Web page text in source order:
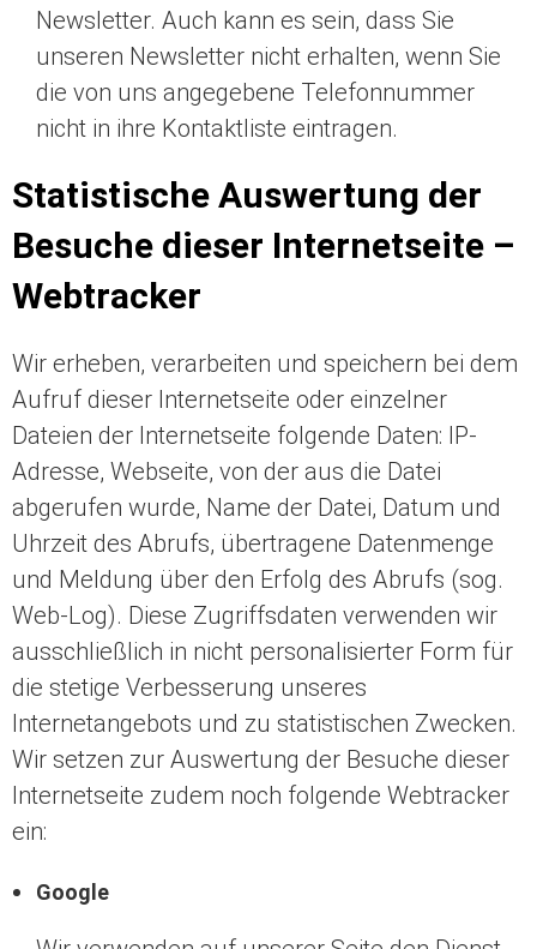
Newsletter. Auch kann es sein, dass Sie
unseren Newsletter nicht erhalten, wenn Sie
die von uns angegebene Telefonnummer
nicht in ihre Kontaktliste eintragen.
Statistische Auswertung der
Besuche dieser Internetseite –
Webtracker
Wir erheben, verarbeiten und speichern bei dem
Aufruf dieser Internetseite oder einzelner
Dateien der Internetseite folgende Daten: IP-
Adresse, Webseite, von der aus die Datei
abgerufen wurde, Name der Datei, Datum und
Uhrzeit des Abrufs, übertragene Datenmenge
und Meldung über den Erfolg des Abrufs (sog.
Web-Log). Diese Zugriffsdaten verwenden wir
ausschließlich in nicht personalisierter Form für
die stetige Verbesserung unseres
Internetangebots und zu statistischen Zwecken.
Wir setzen zur Auswertung der Besuche dieser
Internetseite zudem noch folgende Webtracker
ein:
Google